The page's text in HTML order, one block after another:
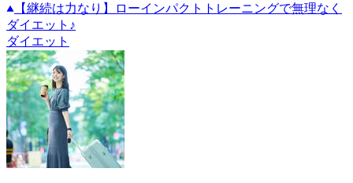
【継続は力なり】ローインパクトトレーニングで無理なく
ダイエット♪
ダイエット